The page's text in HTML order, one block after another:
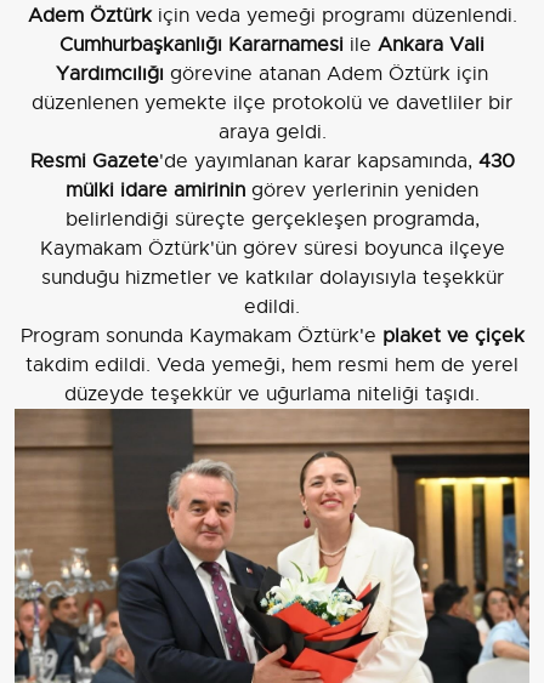
Adem Öztürkiçin veda yemeği programı düzenlendi.
Cumhurbaşkanlığı Kararnamesi ile Ankara Vali
Yardımcılığı görevine atanan Adem Öztürk için
düzenlenen yemekte ilçe protokolü ve davetliler bir
araya geldi.
Resmi Gazete'de yayımlanan karar kapsamında, 430
mülki idare amirinin görev yerlerinin yeniden
belirlendiği süreçte gerçekleşen programda,
Kaymakam Öztürk'ün görev süresi boyunca ilçeye
sunduğu hizmetler ve katkılar dolayısıyla teşekkür
edildi.
Program sonunda Kaymakam Öztürk'e plaket ve çiçek
takdim edildi. Veda yemeği, hem resmi hem de yerel
düzeyde teşekkür ve uğurlama niteliği taşıdı.